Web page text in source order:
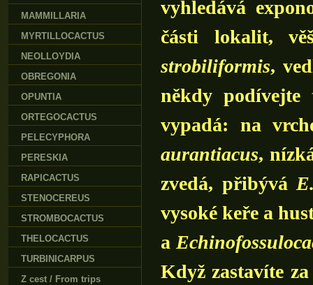
vyhledává
části lokalit,
strobiliformis,
někdy
vypadá: na
aurantiacus,
zvedá, přibývá
vysoké keře a
a
Když zastavíte
MAMMILLARIA
MYRTILLOCACTUS
NEOLLOYDIA
OBREGONIA
OPUNTIA
ORTEGOCACTUS
PELECYPHORA
PERESKIA
RAPICACTUS
STENOCEREUS
STROMBOCACTUS
THELOCACTUS
TURBINICARPUS
Z cest / From trips